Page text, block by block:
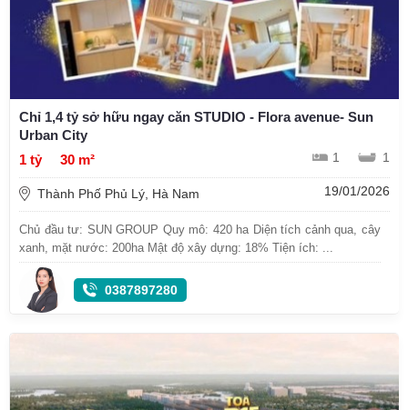
Chỉ 1,4 tỷ sở hữu ngay căn STUDIO - Flora avenue- Sun
Urban City
1 tỷ
30 m² 1 1
Thành Phố Phủ Lý, Hà Nam 19/01/2026
Chủ đầu tư: SUN GROUP Quy mô: 420 ha Diện tích cảnh qua, cây
xanh, mặt nước: 200ha Mật độ xây dựng: 18% Tiện ích: ...
0387897280